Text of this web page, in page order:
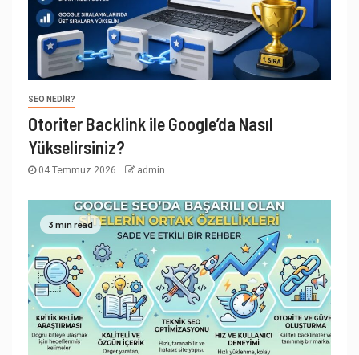
SEO NEDIR?
Otoriter Backlink ile Google’da Nasıl
Yükselirsiniz?
04 Temmuz 2026 admin
3 min read